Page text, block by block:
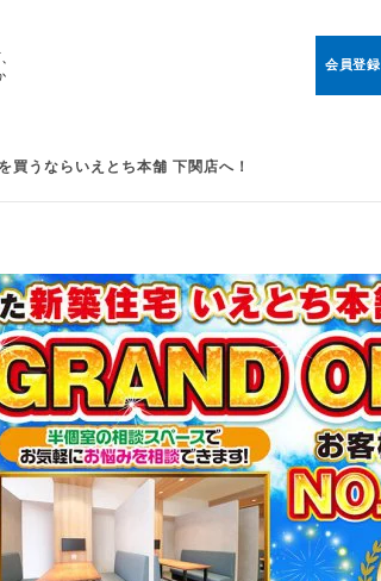
会員登録
買うならいえとち本舗 下関店へ！